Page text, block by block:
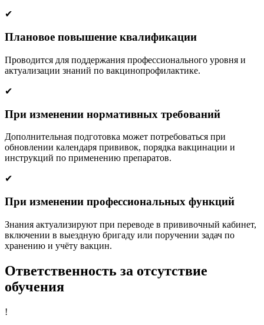
✔
Плановое повышение квалификации
Проводится для поддержания профессионального уровня и
актуализации знаний по вакцинопрофилактике.
✔
При изменении нормативных требований
Дополнительная подготовка может потребоваться при
обновлении календаря прививок, порядка вакцинации и
инструкций по применению препаратов.
✔
При изменении профессиональных функций
Знания актуализируют при переводе в прививочный кабинет,
включении в выездную бригаду или поручении задач по
хранению и учёту вакцин.
Ответственность за отсутствие
обучения
!